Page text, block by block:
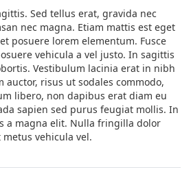
Sed tellus erat, gravida nec
nec magna. Etiam mattis est eget
posuere lorem elementum. Fusce
vehicula a vel justo. In sagittis
Vestibulum lacinia erat in nibh
auctor, risus ut sodales commodo,
libero, non dapibus erat diam eu
sapien sed purus feugiat mollis. In
a magna elit. Nulla fringilla dolor
vehicula vel.